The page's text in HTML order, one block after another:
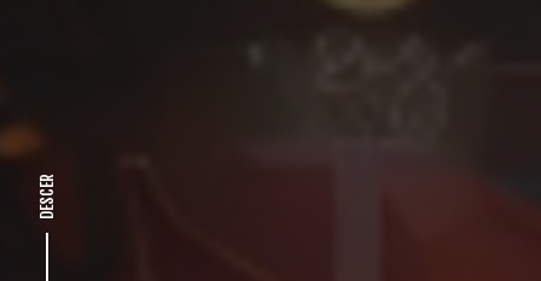
DESCER